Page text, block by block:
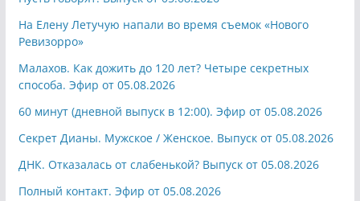
На Елену Летучую напали во время съемок «Нового
Ревизорро»
Малахов. Как дожить до 120 лет? Четыре секретных
способа. Эфир от 05.08.2026
60 минут (дневной выпуск в 12:00). Эфир от 05.08.2026
Секрет Дианы. Мужское / Женское. Выпуск от 05.08.2026
ДНК. Отказалась от слабенькой? Выпуск от 05.08.2026
Полный контакт. Эфир от 05.08.2026